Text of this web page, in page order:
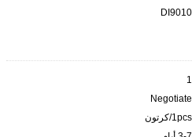
1
Negotiate
1pcs/كرتون